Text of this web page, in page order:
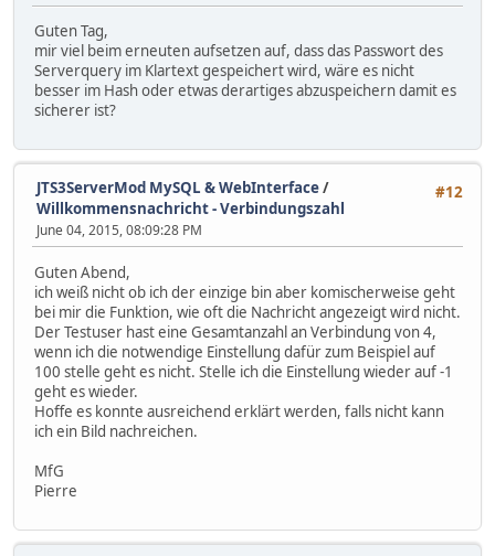
Guten Tag,
mir viel beim erneuten aufsetzen auf, dass das Passwort des
Serverquery im Klartext gespeichert wird, wäre es nicht
besser im Hash oder etwas derartiges abzuspeichern damit es
sicherer ist?
#12
JTS3ServerMod MySQL & WebInterface/
Willkommensnachricht - Verbindungszahl
June 04, 2015, 08:09:28 PM
Guten Abend,
ich weiß nicht ob ich der einzige bin aber komischerweise geht
bei mir die Funktion, wie oft die Nachricht angezeigt wird nicht.
Der Testuser hast eine Gesamtanzahl an Verbindung von 4,
wenn ich die notwendige Einstellung dafür zum Beispiel auf
100 stelle geht es nicht. Stelle ich die Einstellung wieder auf -1
geht es wieder.
Hoffe es konnte ausreichend erklärt werden, falls nicht kann
ich ein Bild nachreichen.
MfG
Pierre